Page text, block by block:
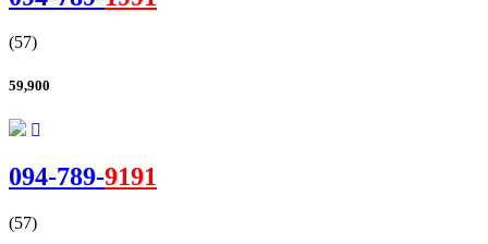
(57)
59,900
094-789-9191
(57)